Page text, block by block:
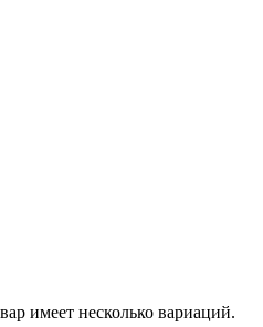
имеет несколько вариаций.